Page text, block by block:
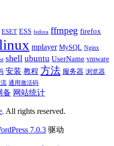
ESET ESS fedora ffmpeg firefox
mplayer MySQL Nginx
shell ubuntu UserName vmware
安装 教程 方法 服务器 浏览器
通用激活码
备 网站统计
. All rights reserved.
7.0.3 驱动